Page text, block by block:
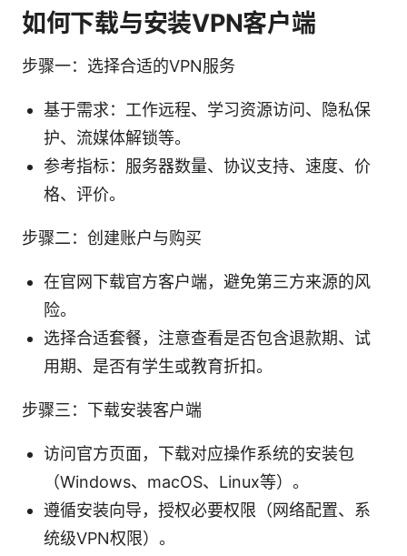
如何下载与安装VPN客户端
步骤一：选择合适的VPN服务
基于需求：工作远程、学习资源访问、隐私保
护、流媒体解锁等。
参考指标：服务器数量、协议支持、速度、价
格、评价。
步骤二：创建账户与购买
在官网下载官方客户端，避免第三方来源的风
险。
选择合适套餐，注意查看是否包含退款期、试
用期、是否有学生或教育折扣。
步骤三：下载安装客户端
访问官方页面，下载对应操作系统的安装包
（Windows、macOS、Linux等）。
遵循安装向导，授权必要权限（网络配置、系
统级VPN权限）。